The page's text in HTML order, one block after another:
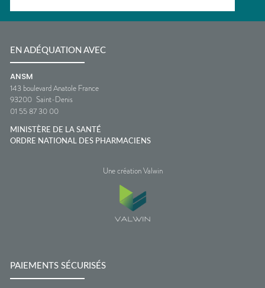
EN ADÉQUATION AVEC
ANSM
143 boulevard Anatole France
93200 Saint-Denis
01 55 87 30 00
MINISTÈRE DE LA SANTÉ
ORDRE NATIONAL DES PHARMACIENS
Une création Valwin
PAIEMENTS SÉCURISÉS